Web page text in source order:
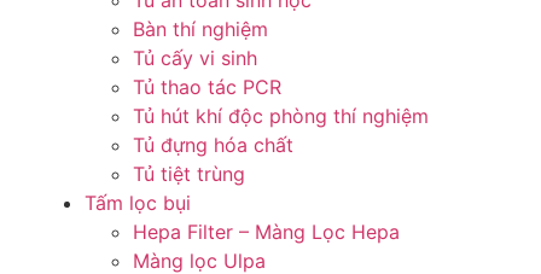
Bàn thí nghiệm
Tủ cấy vi sinh
Tủ thao tác PCR
Tủ hút khí độc phòng thí nghiệm
Tủ đựng hóa chất
Tủ tiệt trùng
Tấm lọc bụi
Hepa Filter – Màng Lọc Hepa
Màng lọc Ulpa